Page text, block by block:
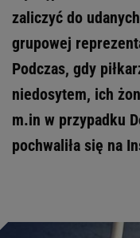
zaliczyć do
grupowej
Podczas, gdy
niedosytem, ich
m.in w przypadku
pochwaliła się na